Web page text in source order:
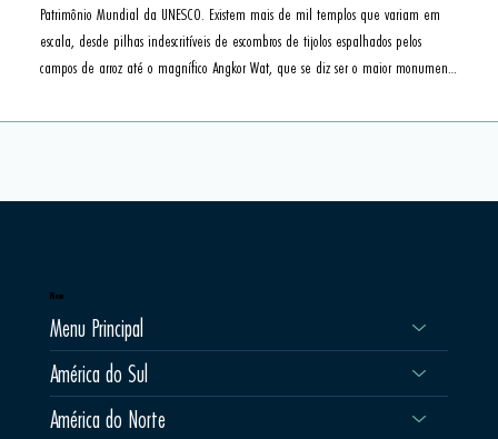
Patrimônio Mundial da UNESCO. Existem mais de mil templos que variam em
escala, desde pilhas indescritíveis de escombros de tijolos espalhados pelos
campos de arroz até o magnífico Angkor Wat, que se diz ser o maior monumento
Reap e depende muito de quanto tempo se tem e do nível de interesse para
Menu
Menu Principal
América do Sul
América do Norte